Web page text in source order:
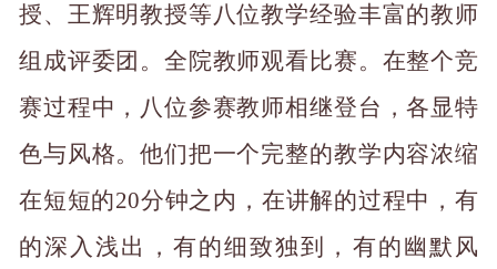
授、王辉明教授等八位教学经验丰富的教师
组成评委团。全院教师观看比赛。在整个竞
赛过程中，八位参赛教师相继登台，各显特
色与风格。他们把一个完整的教学内容浓缩
在短短的20分钟之内，在讲解的过程中，有
的深入浅出，有的细致独到，有的幽默风